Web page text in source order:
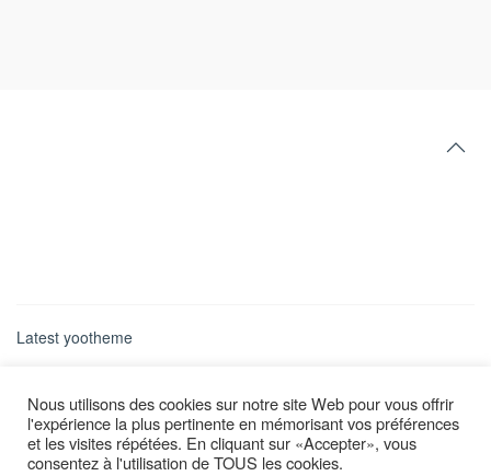
Latest yootheme
Nous utilisons des cookies sur notre site Web pour vous offrir
l'expérience la plus pertinente en mémorisant vos préférences
et les visites répétées. En cliquant sur «Accepter», vous
consentez à l'utilisation de TOUS les cookies.